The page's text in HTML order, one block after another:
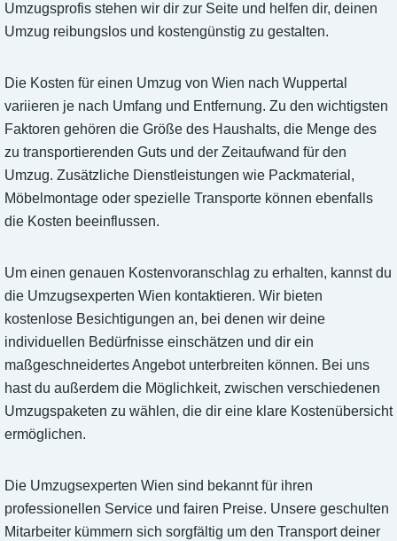
Umzugsprofis stehen wir dir zur Seite und helfen dir, deinen
Umzug reibungslos und kostengünstig zu gestalten.
Die Kosten für einen Umzug von Wien nach Wuppertal
variieren je nach Umfang und Entfernung. Zu den wichtigsten
Faktoren gehören die Größe des Haushalts, die Menge des
zu transportierenden Guts und der Zeitaufwand für den
Umzug. Zusätzliche Dienstleistungen wie Packmaterial,
Möbelmontage oder spezielle Transporte können ebenfalls
die Kosten beeinflussen.
Um einen genauen Kostenvoranschlag zu erhalten, kannst du
die Umzugsexperten Wien kontaktieren. Wir bieten
kostenlose Besichtigungen an, bei denen wir deine
individuellen Bedürfnisse einschätzen und dir ein
maßgeschneidertes Angebot unterbreiten können. Bei uns
hast du außerdem die Möglichkeit, zwischen verschiedenen
Umzugspaketen zu wählen, die dir eine klare Kostenübersicht
ermöglichen.
Die Umzugsexperten Wien sind bekannt für ihren
professionellen Service und fairen Preise. Unsere geschulten
Mitarbeiter kümmern sich sorgfältig um den Transport deiner